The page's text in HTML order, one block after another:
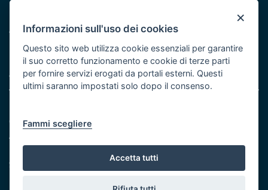
Vai al sito di Protezione Civile Puglia
Iniziativa finanziata con risorse del POR Puglia 2014/2020 -
Asse XI
Cookie e privacy
Atti di notifica
Feed RSS
Servizi Intranet
×
Informazioni sull'uso dei cookies
Questo sito web utilizza cookie essenziali per garantire
il suo corretto funzionamento e cookie di terze parti
per fornire servizi erogati da portali esterni. Questi
ultimi saranno impostati solo dopo il consenso.
Fammi scegliere
Accetta tutti